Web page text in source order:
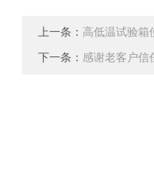
上一条： 高低温试验箱
下一条： 感谢老客户信